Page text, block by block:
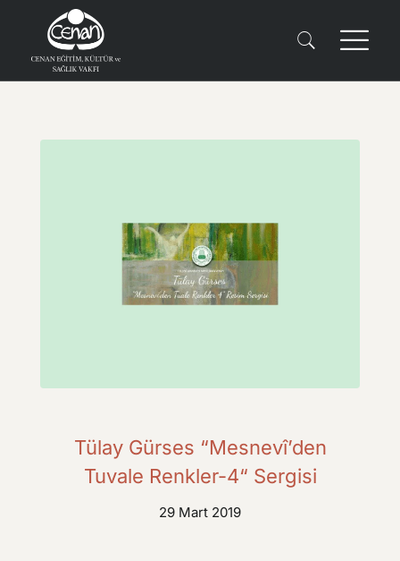
Tülay Gürses “Mesnevî’den
Tuvale Renkler-4“ Sergisi
29 Mart 2019